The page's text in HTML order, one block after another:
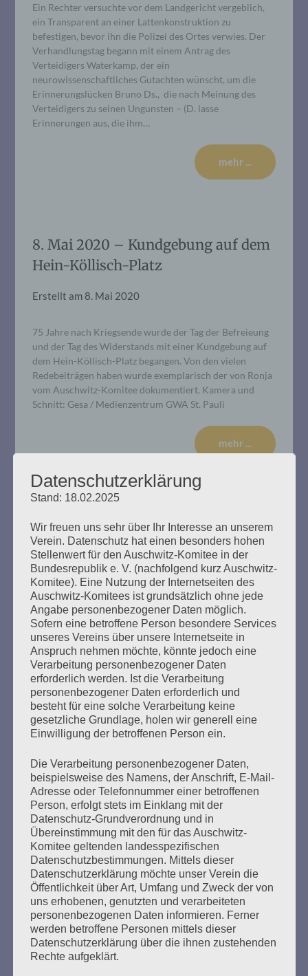
Ein Rechter versuchte vor dem Landgericht vergeblich,
ein Transparent an einer Lattenkonstruktion zu
befestigen, bevor ihn die Polizei des Ortes verwies. Der
Verhandlungstag begann mit einem Antrag des
Verteidigers Waterkamp, der ein
neurowissenschaftliches Gutachten wünscht, um die
Erinnerungslücken Bruno Ds., die nach Meinung des
Verteidigers zu seinen Ungunsten – (D. lasse
Erinnerungen aus, die ihm…
mehr ...
8. Mai 2020 – Kundgebung auf dem
Hein-Köllisch-Platz
Erstellt am8. Mai 2020
75 Jahre nach Kriegsende wurde der Tag der Befreieung
und der Tag des Widerstands mit einer Kundgebung auf
dem Hein-Köllisch-Platz begangen. Von den vielen
Redebeiträgen haben wurde exemplarisch der von Ronja
vom Auschwitz-Komitee dokumentiert. Kamera und
Schnitt: Gesa / Medienzentrum GWA St. Pauli
mehr ...
Der 8. Mai muss ein Feiertag werden
Erstellt am4. Mai 2020
Ein Tag, an dem die Befreiung der Menschheit vom NS-
Offenen Brief zum 27. Januar 2020, dem 75. Jahrestag
der Befreiung des KZ Auschwitz durch die Rote Armee
gefordert, den ich an Bundespräsident Steinmeier,
Bundeskanzlerin Merkel und »alle, die wollen, dass
Auschwitz nie wieder sei« geschrieben habe….
mehr ...
Seitennummerierung
der
Zurück 23 Weiter
Datenschutzerklärung
Stand: 18.02.2025
Wir freuen uns sehr über Ihr Interesse an unserem
Verein. Datenschutz hat einen besonders hohen
Stellenwert für den Auschwitz-Komitee in der
Bundesrepublik e. V. (nachfolgend kurz Auschwitz-
Komitee). Eine Nutzung der Internetseiten des
Auschwitz-Komitees ist grundsätzlich ohne jede
Angabe personenbezogener Daten möglich.
Sofern eine betroffene Person besondere Services
unseres Vereins über unsere Internetseite in
Anspruch nehmen möchte, könnte jedoch eine
Verarbeitung personenbezogener Daten
erforderlich werden. Ist die Verarbeitung
personenbezogener Daten erforderlich und
besteht für eine solche Verarbeitung keine
gesetzliche Grundlage, holen wir generell eine
Einwilligung der betroffenen Person ein.
Die Verarbeitung personenbezogener Daten,
beispielsweise des Namens, der Anschrift, E-Mail-
Adresse oder Telefonnummer einer betroffenen
Person, erfolgt stets im Einklang mit der
Datenschutz-Grundverordnung und in
Übereinstimmung mit den für das Auschwitz-
Komitee geltenden landesspezifischen
Datenschutzbestimmungen. Mittels dieser
Datenschutzerklärung möchte unser Verein die
Öffentlichkeit über Art, Umfang und Zweck der von
uns erhobenen, genutzten und verarbeiteten
personenbezogenen Daten informieren. Ferner
werden betroffene Personen mittels dieser
Datenschutzerklärung über die ihnen zustehenden
Rechte aufgeklärt.